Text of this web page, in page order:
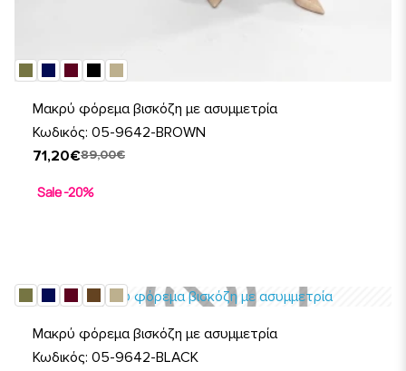
Μακρύ φόρεμα βισκόζη με ασυμμετρία
Κωδικός: 05-9642-BROWN
71,20€89,00€
Sale -20%
Μακρύ φόρεμα βισκόζη με ασυμμετρία
Κωδικός: 05-9642-BLACK